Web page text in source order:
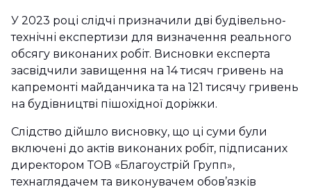
У 2023 році слідчі призначили дві будівельно-
технічні експертизи для визначення реального
обсягу виконаних робіт. Висновки експерта
засвідчили завищення на 14 тисяч гривень на
капремонті майданчика та на 121 тисячу гривень
на будівництві пішохідної доріжки.
Слідство дійшло висновку, що ці суми були
включені до актів виконаних робіт, підписаних
директором ТОВ «Благоустрій Групп»,
технаглядачем та виконувачем обов’язків